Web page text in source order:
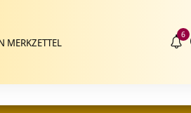
MERKZETTEL
6